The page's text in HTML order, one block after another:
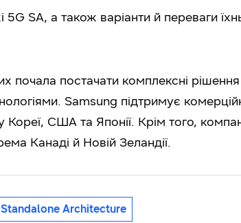
SA, а також варіанти й переваги
почала постачати комплексні
Samsung підтримує
Кореї, США та Японії. Крім того,
Канаді й Новій Зеландії.
Architecture